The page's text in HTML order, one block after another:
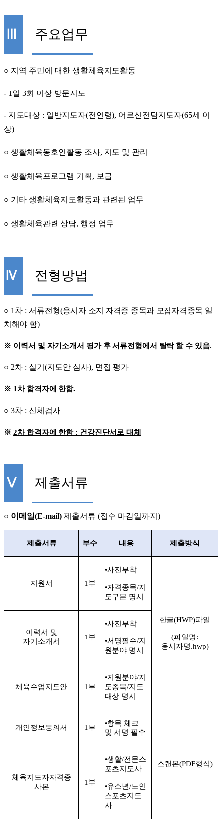
주요업무
○ 지역 주민에 대한 생활체육지도활동
- 1 일 3회 이상 방문지도
- 지도대상 : 일반지도자(전연령), 어르신전담지도자(65세 이
상)
○ 생활체육동호인활동 조사, 지도 및 관리
○ 생활체육프로그램 기획, 보급
○ 기타 생활체육지도활동과 관련된 업무
○ 생활체육관련 상담, 행정 업무
Ⅳ 전형방법
○ 1 차 : 서류전형(응시자 소지 자격증 종목과 모집자격종목 일
치해야 함)
※ 이력서 및 자기소개서 평가 후 서류전형에서 탈락 할 수 있음.
○ 2차 : 실기 (지도안 심사), 면접 평가
※ 1 차 합격자에 한함.
○ 3차 : 신체검사
※ 2차 합격자에 한함 : 건강진단서로 대체
Ⅴ 제출서류
○ 이메일(E-mail) 제출서류 (접수 마감일까지 )
제출서류 부수 내용 제출방식
지원서 1 부
•사진부착
•자격종목/지
도구분 명시
한글(HWP)파일
(파일명:
응시자명.hwp)
이력서 및
자기소개서
1 부
•사진부착
•서명필수/지
원분야 명시
체육수업지도안 1 부
•지원분야/지
도종목/지도
대상 명시
개인정보동의서 1 부
•항목 체크
및 서명 필수
스캔본(PDF형식)
체육지도자자격증
사본
1 부
•생활/전문스
포츠지도사
•유소년/노인
스포츠지도
사